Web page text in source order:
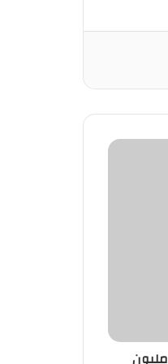
رئيس “هيئة الترفيه” يعلن تجاوز عدد حضور موسم الرياض الـ11 مليون